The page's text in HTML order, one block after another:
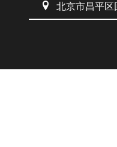
 北京市昌平区